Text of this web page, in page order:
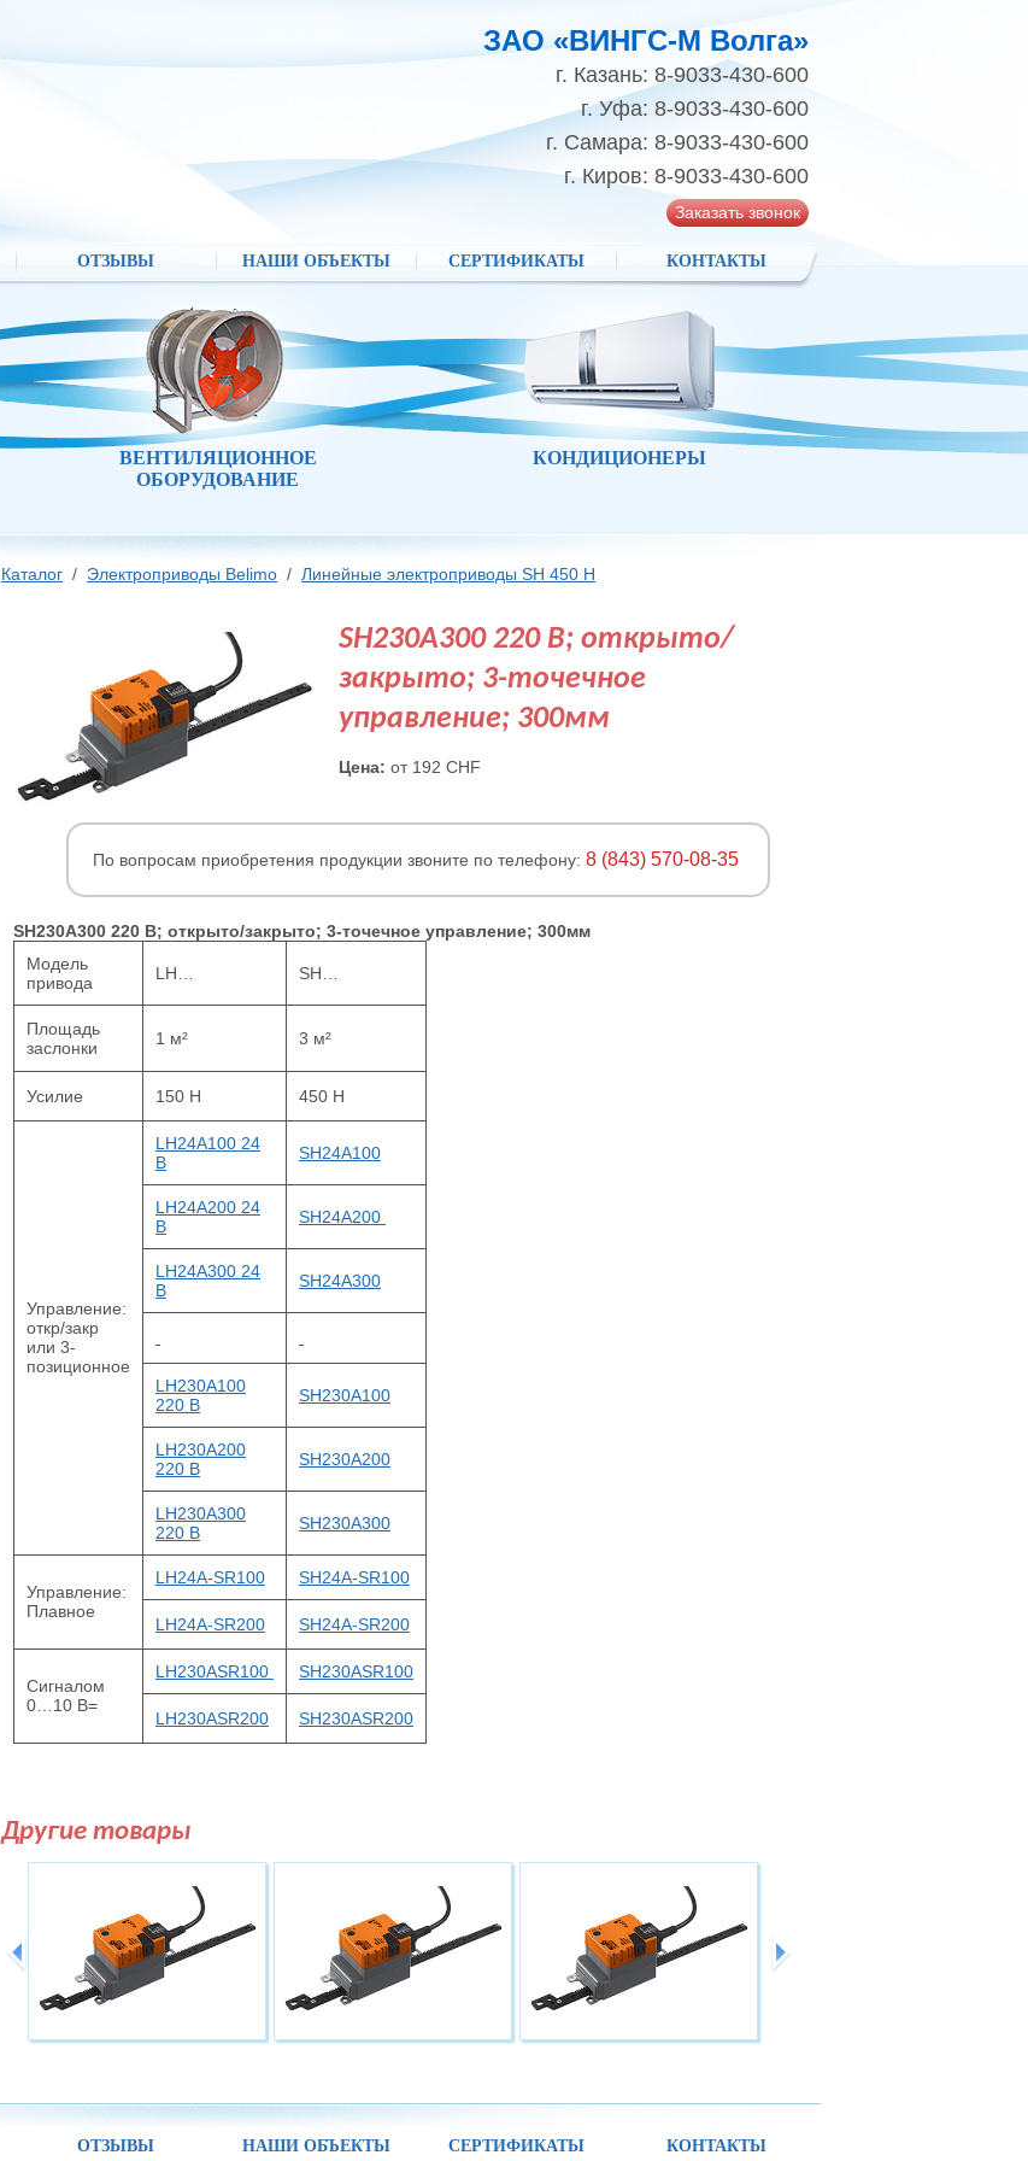
ЗАО «ВИНГС-М Волга»
г. Казань: 8-9033-430-600
г. Уфа: 8-9033-430-600
г. Самара: 8-9033-430-600
г. Киров: 8-9033-430-600
Заказать звонок
ОТЗЫВЫ НАШИ ОБЪЕКТЫ СЕРТИФИКАТЫ КОНТАКТЫ
ВЕНТИЛЯЦИОННОЕ
ОБОРУДОВАНИЕ
КОНДИЦИОНЕРЫ
Каталог / Электроприводы Belimo / Линейные электроприводы SH 450 Н
SH230A300 220 В; открыто/
закрыто; 3-точечное
управление; 300мм
Цена: от 192 CHF
По вопросам приобретения продукции звоните по телефону: 8 (843) 570-08-35
SH230A300 220 В; открыто/закрыто; 3-точечное управление; 300мм
Модель
привода
LH… SH…
Площадь
заслонки
1 м² 3 м²
Усилие 150 Н 450 Н
Управление:
откр/закр
или 3-
позиционное
LH24A100 24
В
SH24A100
LH24A200 24
В
SH24A200
LH24A300 24
В
SH24A300
LH230A100
220 В
SH230A100
LH230A200
220 В
SH230A200
LH230A300
220 В
SH230A300
Управление:
Плавное
LH24A-SR100 SH24A-SR100
LH24A-SR200 SH24A-SR200
Сигналом
0…10 В=
LH230ASR100 SH230ASR100
LH230ASR200 SH230ASR200
Другие товары
ОТЗЫВЫ НАШИ ОБЪЕКТЫ СЕРТИФИКАТЫ КОНТАКТЫ